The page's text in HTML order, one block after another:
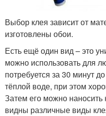
Выбор клея зависит от
изготовлены обои.
Есть ещё один вид – это
можно использовать для
потребуется за 30 минут
тёплой воде, при этом
Затем его можно
видны различные виды